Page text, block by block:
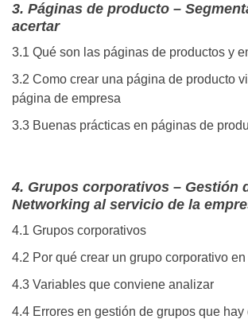
3. Páginas de producto –
acertar
3.1 Qué son las páginas de productos y
3.2 Como crear una página de producto
página de empresa
3.3 Buenas prácticas en páginas de
4. Grupos corporativos – Gestión
Networking al servicio de la
4.1 Grupos corporativos
4.2 Por qué crear un grupo corporativo
4.3 Variables que conviene analizar
4.4 Errores en gestión de grupos que hay